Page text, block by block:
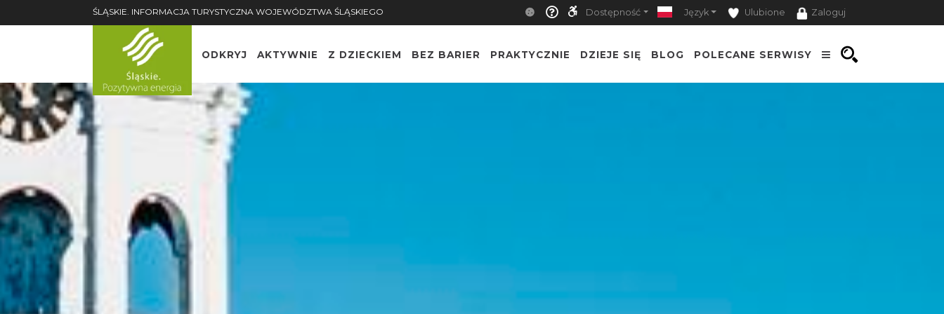
ŚLĄSKIE. INFORMACJA TURYSTYCZNA WOJEWÓDZTWA ŚLĄSKIEGO Dostępność Język Ulubione Zaloguj
ODKRYJ AKTYWNIE Z DZIECKIEM BEZ BARIER PRAKTYCZNIE DZIEJE SIĘ BLOG POLECANE SERWISY